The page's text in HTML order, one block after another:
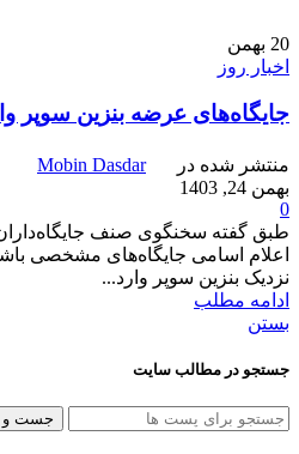
20 بهمن
اخبار روز
جایگاه‌های عرضه بنزین سوپر
منتشر شده در
Mobin Dasdar
بهمن 24, 1403
0
طبق گفته سخنگوی صنف
اعلام اسامی جایگاه‌های مشخصی
نزدیک بنزین سوپر وارد...
ادامه مطلب
بستن
جستجو در مطالب سایت
جست و